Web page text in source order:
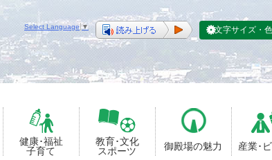
健康･福祉
子育て
教育･文化
スポーツ
御殿場の魅力 産業･
Select Language ▼ 文字サイズ・